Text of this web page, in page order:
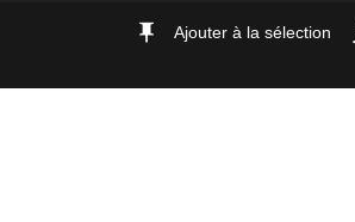
Ajouter à la sélection